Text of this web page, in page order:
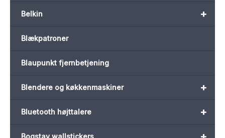
+
Belkin
Blækpatroner
Blaupunkt fjernbetjening
+
Blendere og køkkenmaskiner
+
Bluetooth højttalere